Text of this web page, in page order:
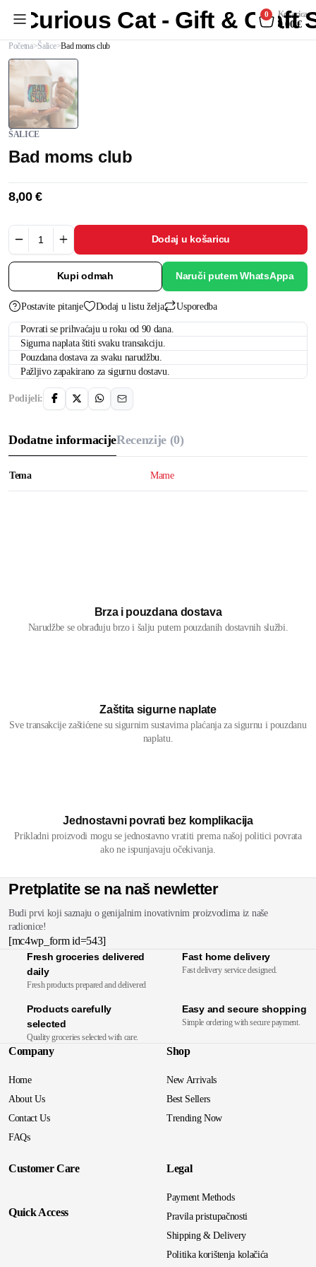
Curious Cat - Gift & Craft
0 Košarica
0,00€
Početna Šalice Bad moms club
ŠALICE
Bad moms club
8,00€
Dodaj u košaricu
Kupi odmah Naruči putem WhatsAppa
Postavite pitanje Dodaj u listu želja Usporedba
Povrati se prihvaćaju u roku od 90 dana.
Sigurna naplata štiti svaku transakciju.
Pouzdana dostava za svaku narudžbu.
Pažljivo zapakirano za sigurnu dostavu.
Podijeli:
Dodatne informacijeRecenzije (0)
Tema Mame
Brza i pouzdana dostava
Narudžbe se obrađuju brzo i šalju putem pouzdanih dostavnih službi.
Zaštita sigurne naplate
Sve transakcije zaštićene su sigurnim sustavima plaćanja za sigurnu i pouzdanu
naplatu.
Jednostavni povrati bez komplikacija
Prikladni proizvodi mogu se jednostavno vratiti prema našoj politici povrata
ako ne ispunjavaju očekivanja.
Pretplatite se na naš newletter
Budi prvi koji saznaju o genijalnim inovativnim proizvodima iz naše
radionice!
[mc4wp_form id=543]
Fresh groceries delivered
daily
Fresh products prepared and delivered
Fast home delivery
Fast delivery service designed.
Products carefully
selected
Quality groceries selected with care.
Easy and secure shopping
Simple ordering with secure payment.
Company
Home
About Us
Contact Us
FAQs
Shop
New Arrivals
Best Sellers
Trending Now
Customer Care
Quick Access
Legal
Payment Methods
Pravila pristupačnosti
Shipping & Delivery
Politika korištenja kolačića